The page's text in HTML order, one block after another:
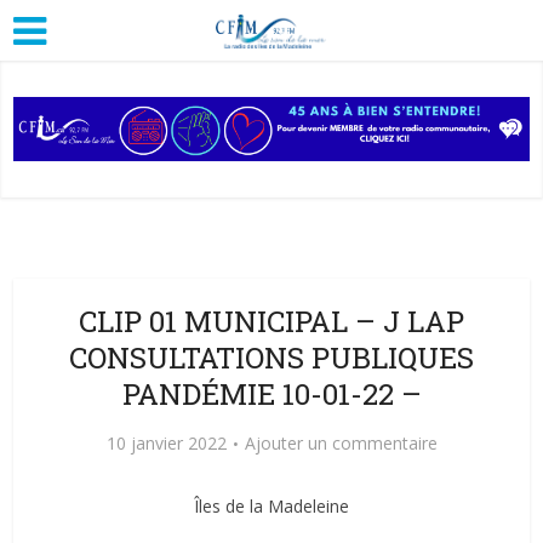
CLIP 01 MUNICIPAL – J LAP
CONSULTATIONS PUBLIQUES
PANDÉMIE 10-01-22 –
10 janvier 2022 Ajouter un commentaire
Îles de la Madeleine